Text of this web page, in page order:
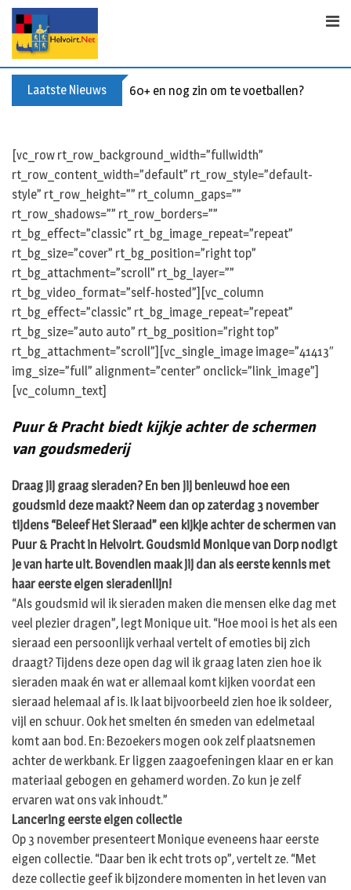
p
Laatste Nieuws 60+ en nog zin om te voetballen? Kom
[vc_row rt_row_background_width=”fullwidth”
rt_row_content_width=”default” rt_row_style=”default-
style” rt_row_height=”” rt_column_gaps=””
rt_row_shadows=”” rt_row_borders=””
rt_bg_effect=”classic” rt_bg_image_repeat=”repeat”
rt_bg_size=”cover” rt_bg_position=”right top”
rt_bg_attachment=”scroll” rt_bg_layer=””
rt_bg_video_format=”self-hosted”][vc_column
rt_bg_effect=”classic” rt_bg_image_repeat=”repeat”
rt_bg_size=”auto auto” rt_bg_position=”right top”
rt_bg_attachment=”scroll”][vc_single_image image=”41413″
img_size=”full” alignment=”center” onclick=”link_image”]
[vc_column_text]
Puur & Pracht biedt kijkje achter de schermen
van goudsmederij
Draag jij graag sieraden? En ben jij benieuwd hoe een
goudsmid deze maakt? Neem dan op zaterdag 3 november
tijdens “Beleef Het Sieraad” een kijkje achter de schermen van
Puur & Pracht in Helvoirt. Goudsmid Monique van Dorp nodigt
je van harte uit. Bovendien maak jij dan als eerste kennis met
haar eerste eigen sieradenlijn!
“Als goudsmid wil ik sieraden maken die mensen elke dag met
veel plezier dragen”, legt Monique uit. “Hoe mooi is het als een
sieraad een persoonlijk verhaal vertelt of emoties bij zich
draagt? Tijdens deze open dag wil ik graag laten zien hoe ik
sieraden maak én wat er allemaal komt kijken voordat een
sieraad helemaal af is. Ik laat bijvoorbeeld zien hoe ik soldeer,
vijl en schuur. Ook het smelten én smeden van edelmetaal
komt aan bod. En: Bezoekers mogen ook zelf plaatsnemen
achter de werkbank. Er liggen zaagoefeningen klaar en er kan
materiaal gebogen en gehamerd worden. Zo kun je zelf
ervaren wat ons vak inhoudt.”
Lancering eerste eigen collectie
Op 3 november presenteert Monique eveneens haar eerste
eigen collectie. “Daar ben ik echt trots op”, vertelt ze. “Met
deze collectie geef ik bijzondere momenten in het leven van